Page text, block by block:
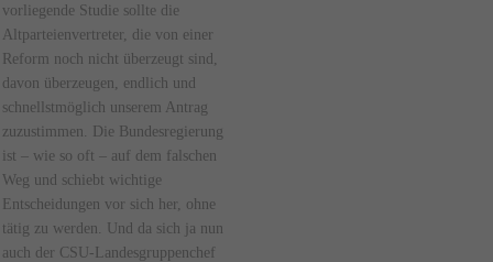
vorliegende Studie sollte die
Altparteienvertreter, die von einer
Reform noch nicht überzeugt sind,
davon überzeugen, endlich und
schnellstmöglich unserem Antrag
zuzustimmen. Die Bundesregierung
ist – wie so oft – auf dem falschen
Weg und schiebt wichtige
Entscheidungen vor sich her, ohne
tätig zu werden. Und da sich ja nun
auch der CSU-Landesgruppenchef